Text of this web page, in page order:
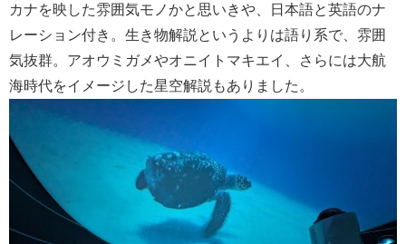
カナを映した雰囲気モノかと思いきや、日本語と英語のナ
レーション付き。生き物解説というよりは語り系で、雰囲
気抜群。アオウミガメやオニイトマキエイ、さらには大航
海時代をイメージした星空解説もありました。